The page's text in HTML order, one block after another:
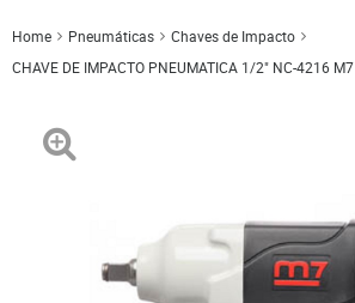
Home Pneumáticas
Chaves de Impacto
CHAVE DE IMPACTO PNEUMATICA 1/2" NC-4216 M7